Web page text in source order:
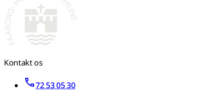
Kontakt os
72 53 05 30